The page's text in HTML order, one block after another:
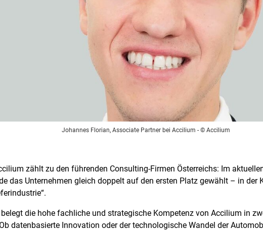
Johannes Florian, Associate Partner bei Accilium - © Accilium
zählt zu den führenden Consulting-Firmen Österreichs: Im
das Unternehmen gleich doppelt auf den ersten Platz gewählt – in der
die hohe fachliche und strategische Kompetenz von Accilium in
datenbasierte Innovation oder der technologische Wandel der